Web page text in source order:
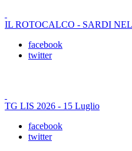
IL ROTOCALCO - SARDI NEL
facebook
twitter
TG LIS 2026 - 15 Luglio
facebook
twitter